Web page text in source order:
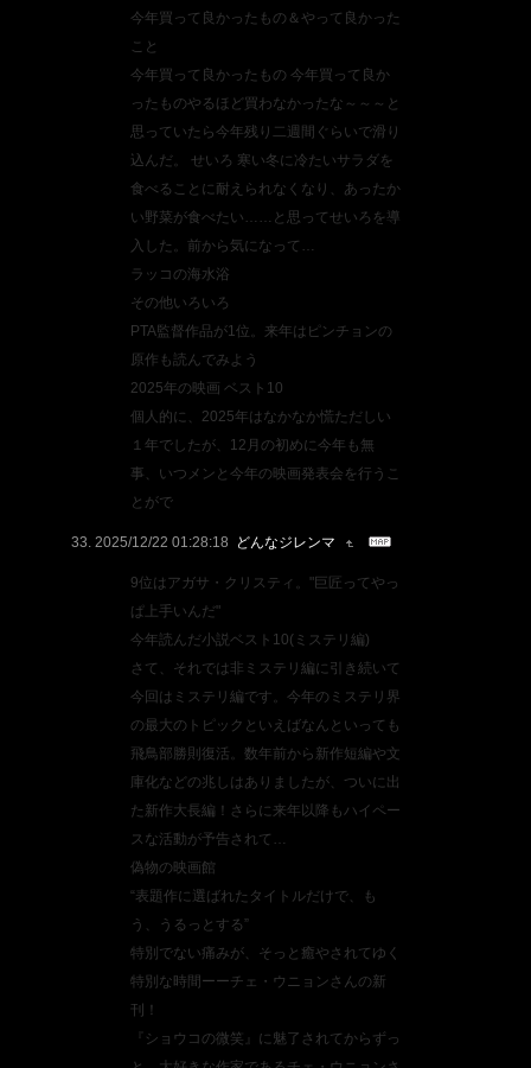
今年買って良かったもの＆やって良かった
こと
今年買って良かったもの 今年買って良か
ったものやるほど買わなかったな～～～と
思っていたら今年残り二週間ぐらいで滑り
込んだ。 せいろ 寒い冬に冷たいサラダを
食べることに耐えられなくなり、あったか
い野菜が食べたい……と思ってせいろを導
入した。前から気になって…
ラッコの海水浴
その他いろいろ
PTA監督作品が1位。来年はピンチョンの
原作も読んでみよう
2025年の映画 ベスト10
個人的に、2025年はなかなか慌ただしい
１年でしたが、12月の初めに今年も無
事、いつメンと今年の映画発表会を行うこ
とがで
2025/12/22 01:28:18 どんなジレンマ
9位はアガサ・クリスティ。"巨匠ってやっ
ぱ上手いんだ"
今年読んだ小説ベスト10(ミステリ編)
さて、それでは非ミステリ編に引き続いて
今回はミステリ編です。今年のミステリ界
の最大のトピックといえばなんといっても
飛鳥部勝則復活。数年前から新作短編や文
庫化などの兆しはありましたが、ついに出
た新作大長編！さらに来年以降もハイペー
スな活動が予告されて…
偽物の映画館
“表題作に選ばれたタイトルだけで、も
う、うるっとする”
特別でない痛みが、そっと癒やされてゆく
特別な時間ーーチェ・ウニョンさんの新
刊！
『ショウコの微笑』に魅了されてからずっ